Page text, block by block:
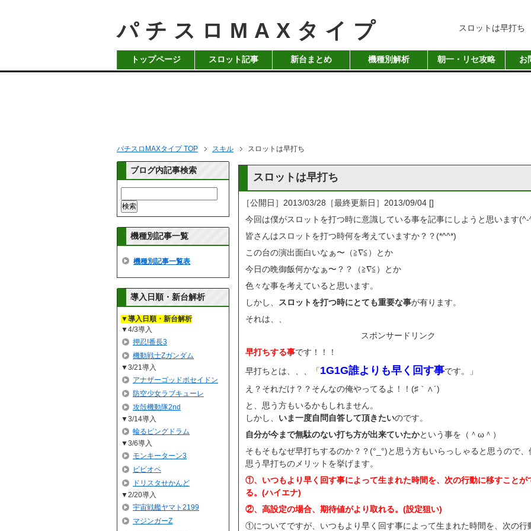
パチスロMAXタイプ スロットは早打ち
トップページ スロット記事 新台まとめ 機種別解析 朝一・リセ攻略 お
パチスロMAXタイプ TOP スキル スロットは早打ち
スロットは早打ち
［公開日］2013/03/28［最終更新日］2013/09/04 []
今回は僕がスロットを打つ時に意識している事を記事にしようと思います
皆さんはスロットを打つ時何を考えていますか？？(*^^*)
この台の演出面白いなぁ〜（≧∇≦）とか
今日の晩御飯何かなぁ〜？？（≧∇≦）とか
色々な事を考えていると思います。
しかし、
スロットを打つ時にとても重要な事が有ります。
それは、、
スポンサードリンク
早打ちする事です！！！
早打ちとは、、、「1G1G誰よりも早く回す事です。」
え？それだけ？？そんなの俺やってるよ！！(♯｀∧´)
と、思う方もいるかもしれません。
しかし、 いま一度自問自答して頂きたいのです。
自分が今まで無駄のない打ち方が出来ていたかという事を（＾ω＾）
そもそもなぜ早打ちするのか？？(°_°)と思う方もいらっしゃると思うので、
思う早打ちのメリットを挙げます。
①、いつもより早く回す事によって生まれた時間を、次の行動に移すことが
る。(ハイエナ)
②、高設定の場合、期待値がより取れる。(設定狙い)
①についてですが、いつもより早く回す事によって生まれた時間を、次の行
ブログ内記事検索
機種別記事一覧
機種別記事一覧表
導入日順・新台解析
▼導入日順・新台解析
4/3導入
押忍!番長3
機動戦士Zガンダム
3/21導入
アナザーゴッドポセイドン
防空少女ラブキューレ
攻殻機動隊2nd
3/14導入
輪るピングドラム
3/6導入
モンキーターン3
ビビオペ
ドリスタせかんど
2/20導入
宇宙戦艦ヤマト2199
マジンガーZ